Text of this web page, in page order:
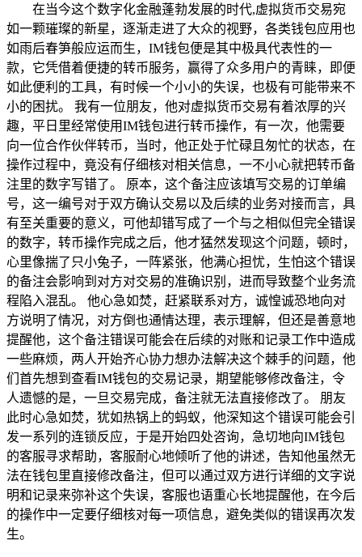
在当今这个数字化金融蓬勃发展的时代,虚拟货币交易宛
如一颗璀璨的新星，逐渐走进了大众的视野，各类钱包应用也
如雨后春笋般应运而生，IM钱包便是其中极具代表性的一
款，它凭借着便捷的转币服务，赢得了众多用户的青睐，即便
如此便利的工具，有时候一个小小的失误，也极有可能带来不
小的困扰。 我有一位朋友，他对虚拟货币交易有着浓厚的兴
趣，平日里经常使用IM钱包进行转币操作，有一次，他需要
向一位合作伙伴转币，当时，他正处于忙碌且匆忙的状态，在
操作过程中，竟没有仔细核对相关信息，一不小心就把转币备
注里的数字写错了。 原本，这个备注应该填写交易的订单编
号，这一编号对于双方确认交易以及后续的业务对接而言，具
有至关重要的意义，可他却错写成了一个与之相似但完全错误
的数字，转币操作完成之后，他才猛然发现这个问题，顿时，
心里像揣了只小兔子，一阵紧张，他满心担忧，生怕这个错误
的备注会影响到对方对交易的准确识别，进而导致整个业务流
程陷入混乱。 他心急如焚，赶紧联系对方，诚惶诚恐地向对
方说明了情况，对方倒也通情达理，表示理解，但还是善意地
提醒他，这个备注错误可能会在后续的对账和记录工作中造成
一些麻烦，两人开始齐心协力想办法解决这个棘手的问题，他
们首先想到查看IM钱包的交易记录，期望能够修改备注，令
人遗憾的是，一旦交易完成，备注就无法直接修改了。 朋友
此时心急如焚，犹如热锅上的蚂蚁，他深知这个错误可能会引
发一系列的连锁反应，于是开始四处咨询，急切地向IM钱包
的客服寻求帮助，客服耐心地倾听了他的讲述，告知他虽然无
法在钱包里直接修改备注，但可以通过双方进行详细的文字说
明和记录来弥补这个失误，客服也语重心长地提醒他，在今后
的操作中一定要仔细核对每一项信息，避免类似的错误再次发
生。